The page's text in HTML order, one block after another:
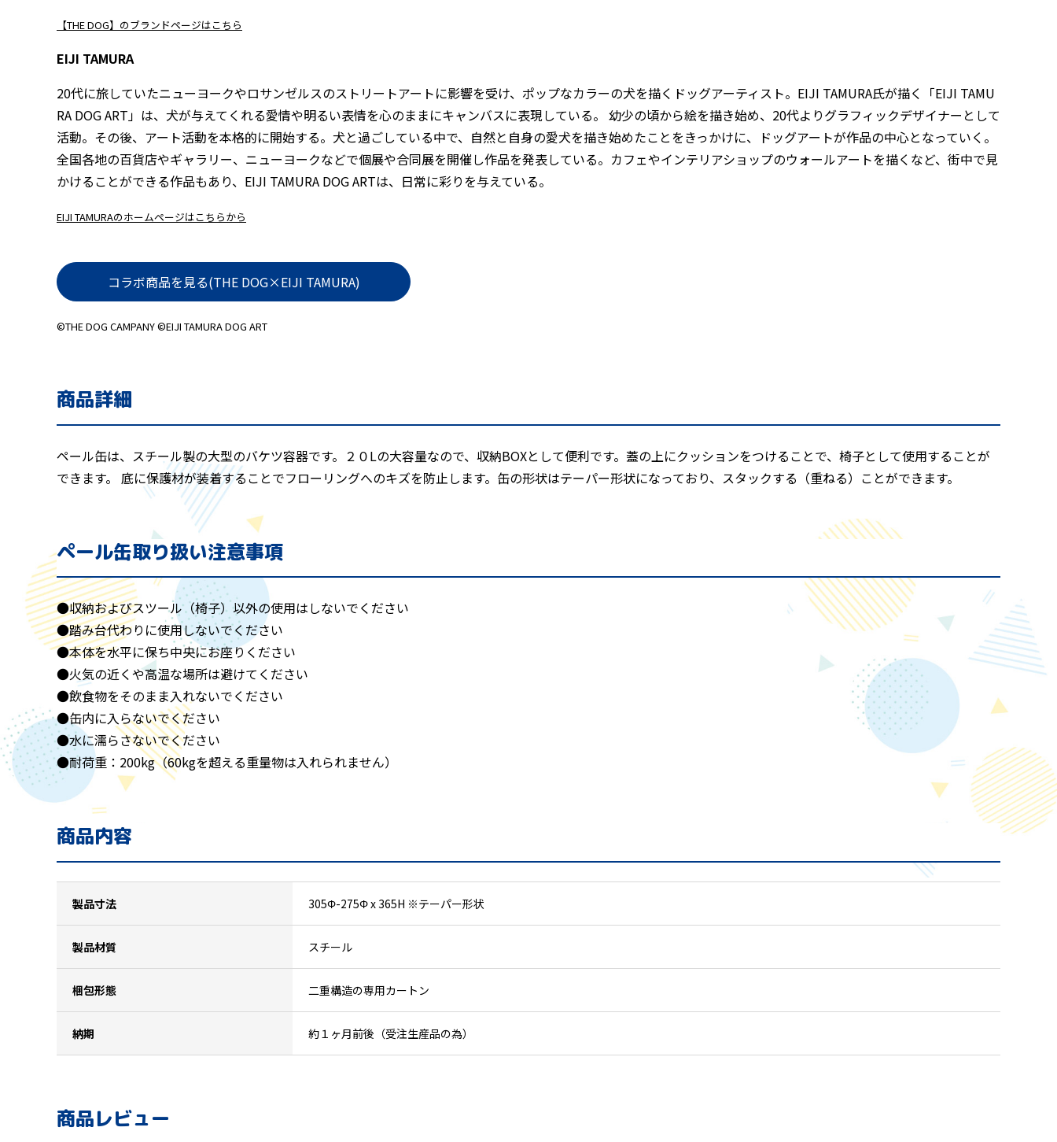
【THE DOG】のブランドページはこちら
EIJI TAMURA
20代に旅していたニューヨークやロサンゼルスのストリートアートに影響を受け、ポップなカラーの犬を描くドッグアーティスト。EIJI TAMURA氏が描く「EIJI TAMU
RA DOG ART」は、犬が与えてくれる愛情や明るい表情を心のままにキャンバスに表現している。 幼少の頃から絵を描き始め、20代よりグラフィックデザイナーとして
活動。その後、アート活動を本格的に開始する。犬と過ごしている中で、自然と自身の愛犬を描き始めたことをきっかけに、ドッグアートが作品の中心となっていく。
全国各地の百貨店やギャラリー、ニューヨークなどで個展や合同展を開催し作品を発表している。カフェやインテリアショップのウォールアートを描くなど、街中で見
かけることができる作品もあり、EIJI TAMURA DOG ARTは、日常に彩りを与えている。
EIJI TAMURAのホームページはこちらから
コラボ商品を見る(THE DOG×EIJI TAMURA)
©THE DOG CAMPANY ©EIJI TAMURA DOG ART
商品詳細
ペール缶は、スチール製の大型のバケツ容器です。２０Lの大容量なので、収納BOXとして便利です。蓋の上にクッションをつけることで、椅子として使用することが
できます。 底に保護材が装着することでフローリングへのキズを防止します。缶の形状はテーパー形状になっており、スタックする（重ねる）ことができます。
ペール缶取り扱い注意事項
●収納およびスツール（椅子）以外の使用はしないでください
●踏み台代わりに使用しないでください
●本体を水平に保ち中央にお座りください
●火気の近くや高温な場所は避けてください
●飲食物をそのまま入れないでください
●缶内に入らないでください
●水に濡らさないでください
●耐荷重：200kg（60kgを超える重量物は入れられません）
商品内容
製品寸法 305Φ-275Φ x 365H ※テーパー形状
製品材質 スチール
梱包形態 二重構造の専用カートン
納期 約１ヶ月前後（受注生産品の為）
商品レビュー